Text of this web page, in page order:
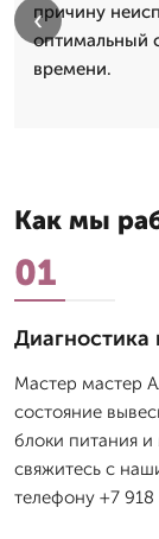
причину
оптимальный
времени.
‹
Как мы
01
Диагностика
Мастер мастер
состояние
блоки питания
свяжитесь с
телефону +7